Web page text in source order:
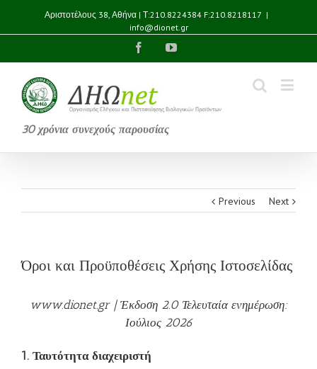
Αριστοτέλους 38, Αθήνα | Τ:210.8224384 F:210.8218117 |
info@dionet.gr
FacebookYouTube
30 χρόνια συνεχούς παρουσίας
Previous Next
Όροι και Προϋποθέσεις Χρήσης Ιστοσελίδας
www.dionet.gr | Έκδοση 2.0 Τελευταία ενημέρωση:
Ιούλιος 2026
1. Ταυτότητα διαχειριστή